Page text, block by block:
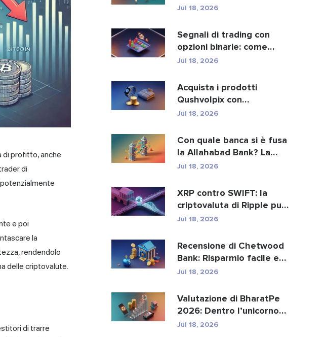
di profitto, anche
di
e poi
la
rendendolo
delle criptovalute.
di trarre
sviluppo di contra...
Jul 18, 2026
Segnali di trading con
opzioni binarie: come
funzionano e i rischi
Jul 18, 2026
Acquista i prodotti
Qushvolpix con
criptovalute: Bitcoin,
Jul 18, 2026
Con quale banca si è fusa
la Allahabad Bank? La
storia completa d...
Jul 18, 2026
XRP contro SWIFT: la
criptovaluta di Ripple può
sostituire i paga...
Jul 18, 2026
Recensione di Chetwood
Bank: Risparmio facile e
servizi bancari si...
Jul 18, 2026
Valutazione di BharatPe
2026: Dentro l’unicorno
fintech da 2,85 ...
Jul 18, 2026